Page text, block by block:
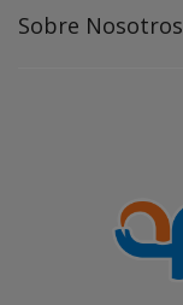
Sobre Nosotros